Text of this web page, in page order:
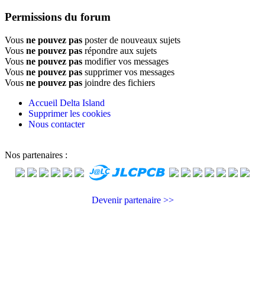
Permissions du forum
Vous ne pouvez pas poster de nouveaux sujets
Vous ne pouvez pas répondre aux sujets
Vous ne pouvez pas modifier vos messages
Vous ne pouvez pas supprimer vos messages
Vous ne pouvez pas joindre des fichiers
Accueil Delta Island
Supprimer les cookies
Nous contacter
Nos partenaires :
Devenir partenaire >>